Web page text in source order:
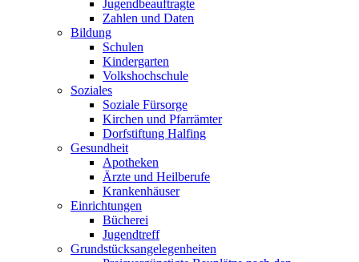
Jugendbeauftragte
Zahlen und Daten
Bildung
Schulen
Kindergarten
Volkshochschule
Soziales
Soziale Fürsorge
Kirchen und Pfarrämter
Dorfstiftung Halfing
Gesundheit
Apotheken
Ärzte und Heilberufe
Krankenhäuser
Einrichtungen
Bücherei
Jugendtreff
Grundstücksangelegenheiten